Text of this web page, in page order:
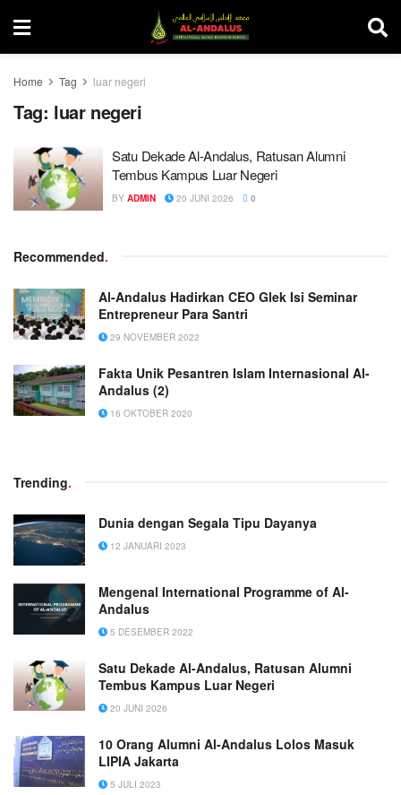
Home Tag luar negeri
Tag: luar negeri
Satu Dekade Al-Andalus, Ratusan Alumni
Tembus Kampus Luar Negeri
BY ADMIN 20 JUNI 2026 0
Recommended.
Al-Andalus Hadirkan CEO Glek Isi Seminar
Entrepreneur Para Santri
29 NOVEMBER 2022
Fakta Unik Pesantren Islam Internasional Al-
Andalus (2)
16 OKTOBER 2020
Trending.
Dunia dengan Segala Tipu Dayanya
12 JANUARI 2023
Mengenal International Programme of Al-
Andalus
5 DESEMBER 2022
Satu Dekade Al-Andalus, Ratusan Alumni
Tembus Kampus Luar Negeri
20 JUNI 2026
10 Orang Alumni Al-Andalus Lolos Masuk
LIPIA Jakarta
5 JULI 2023